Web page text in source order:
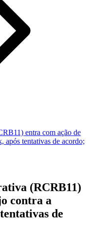
entra com ação de
após tentativas de acordo;
(RCRB11)
contra a
de